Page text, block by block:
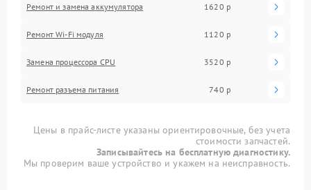
Ремонт и замена аккумулятора 1620 р
Ремонт Wi-Fi модуля 1120 р
Замена процессора CPU 3520 р
Ремонт разъема питания 740 р
Цены в прайс-листе указаны ориентировочные, без учета
стоимости запчастей.
Записывайтесь на бесплатную диагностику.
Мы проверим ваше устройство и укажем на неисправность.